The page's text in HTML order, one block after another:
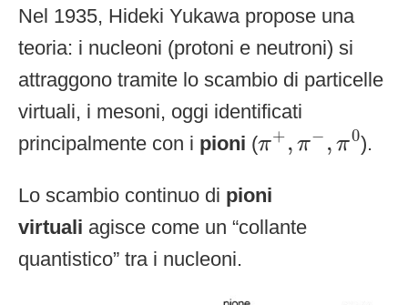
Nel 1935, Hideki Yukawa propose una
teoria: i nucleoni (protoni e neutroni) si
attraggono tramite lo scambio di particelle
virtuali, i mesoni, oggi identificati
principalmente con i pioni (π+, π− , π0
π+ − 0
).
Lo scambio continuo di pioni
virtuali agisce come un “collante
quantistico” tra i nucleoni.